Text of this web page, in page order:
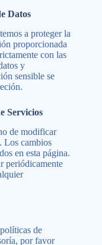
Datos
a proteger la
proporcionada
con las
y
sensible se
Servicios
de modificar
Los cambios
en esta página.
periódicamente
de
por favor